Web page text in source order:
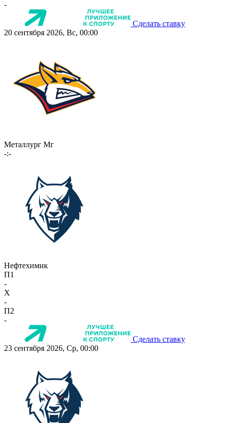
-
Сделать ставку
20 сентября 2026, Вс, 00:00
Металлург Мг
-:-
Нефтехимик
П1
-
X
-
П2
-
Сделать ставку
23 сентября 2026, Ср, 00:00